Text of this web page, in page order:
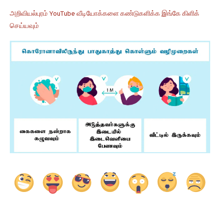
அறிவியல்புரம் YouTube வீடியோக்களை கண்டுகளிக்க இங்கே கிளிக்
செய்யவும்